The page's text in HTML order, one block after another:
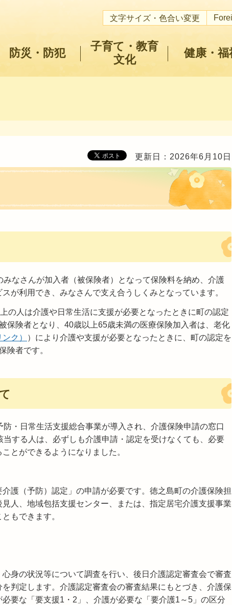
文字サイズ・色合い変更
防災・防犯
子育て・教育
文化
健康・福
更新日：2026年6月10日
なさんが加入者（被保険者）となって保険料を納め、介護
が利用でき、みなさんで支え合うしくみとなっています。
の人は介護や日常生活に支援が必要となったときに町の認定
保険者となり、40歳以上65歳未満の医療保険加入者は、老化
ク）
）により介護や支援が必要となったときに、町の認定を
険者です。
・日常生活支援総合事業が導入され、介護保険申請の窓口
当する人は、必ずしも介護申請・認定を受けなくても、必要
とができるようになりました。
護（予防）認定」の申請が必要です。徳之島町の介護保険担
人、地域包括支援センター、または、指定居宅介護支援事業
もできます。
身の状況等について調査を行い、後日介護認定審査会で審査
判定します。介護認定審査会の審査結果にもとづき、介護保
要な「要支援1・2」、介護が必要な「要介護1～5」の区分